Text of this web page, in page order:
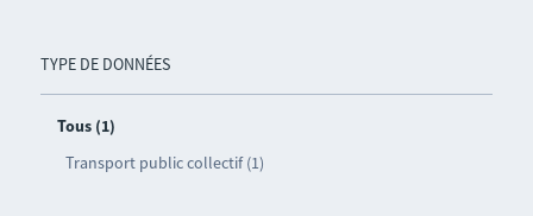
TYPE DE DONNÉES
Tous (1)
Transport public collectif (1)